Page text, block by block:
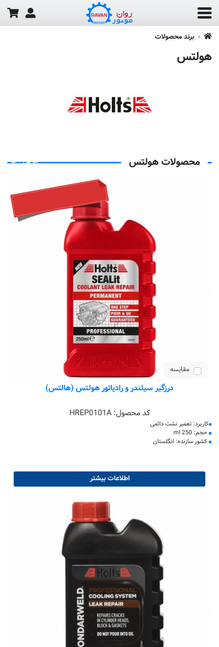
برند محصولات
هولتس
محصولات هولتس تماس بگیرید
مقایسه
درزگیر سیلندر و رادیاتور هولتس (هالتس)
کد محصول:HREP0101A
کاربرد: تعمیر نشت دائمی
حجم: 250 ml
کشور سازنده: انگلستان
اطلاعات بیشتر